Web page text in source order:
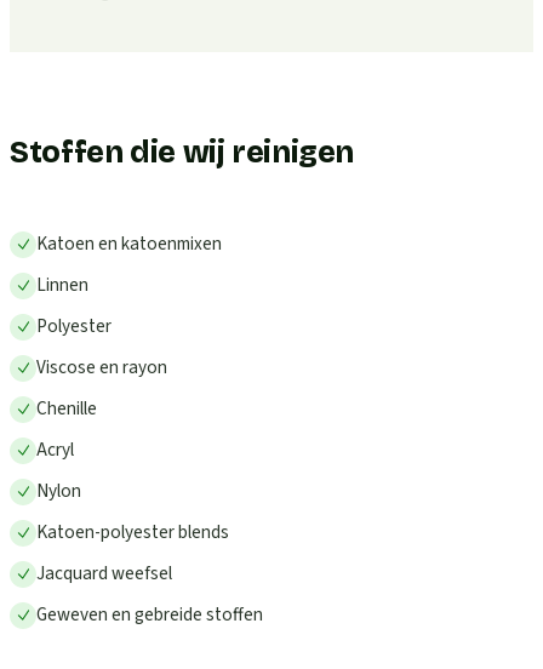
Stoffen die wij reinigen
Katoen en katoenmixen
Linnen
Polyester
Viscose en rayon
Chenille
Acryl
Nylon
Katoen-polyester blends
Jacquard weefsel
Geweven en gebreide stoffen